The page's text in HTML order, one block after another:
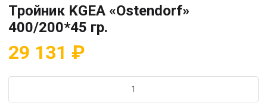
Тройник KGEA «Ostendorf»
400/200*45 гр.
29 131 ₽